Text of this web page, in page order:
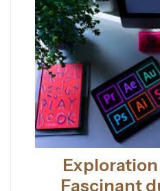
Fascinant